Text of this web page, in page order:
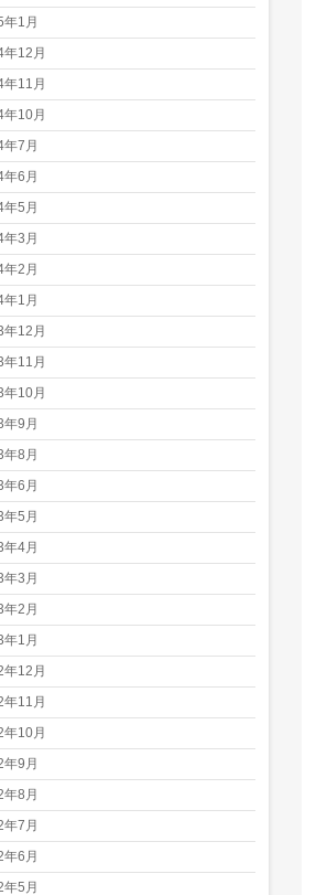
年1月
年12月
年11月
年10月
年7月
年6月
年5月
年3月
年2月
年1月
年12月
年11月
年10月
年9月
年8月
年6月
年5月
年4月
年3月
年2月
年1月
年12月
年11月
年10月
年9月
年8月
年7月
年6月
年5月